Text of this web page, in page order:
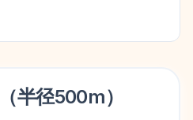
半径500m）